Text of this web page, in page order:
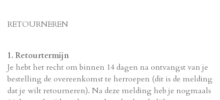
RETOURNEREN
1. Retourtermijn
Je hebt het recht om binnen 14 dagen na ontvangst van je
bestelling de overeenkomst te herroepen (dit is de melding
dat je wilt retourneren). Na deze melding heb je nogmaals